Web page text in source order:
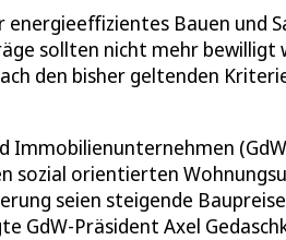
Bauen und
sollten nicht mehr bewilligt
den bisher geltenden
Immobilienunternehmen
sozial orientierten
seien steigende
Präsident Axel